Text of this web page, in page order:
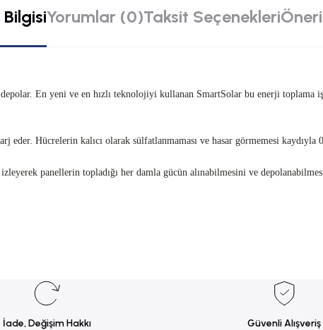
Yorumlar (0)Taksit Seçenekleri
En yeni ve en hızlı teknolojiyi kullanan SmartSolar bu enerji toplama
Hücrelerin kalıcı olarak sülfatlanmaması ve hasar görmemesi kaydıyla
panellerin topladığı her damla gücün alınabilmesini ve
İade, Değişim Hakkı Güvenli Alışveriş